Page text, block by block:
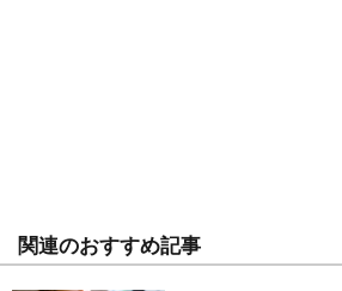
関連のおすすめ記事